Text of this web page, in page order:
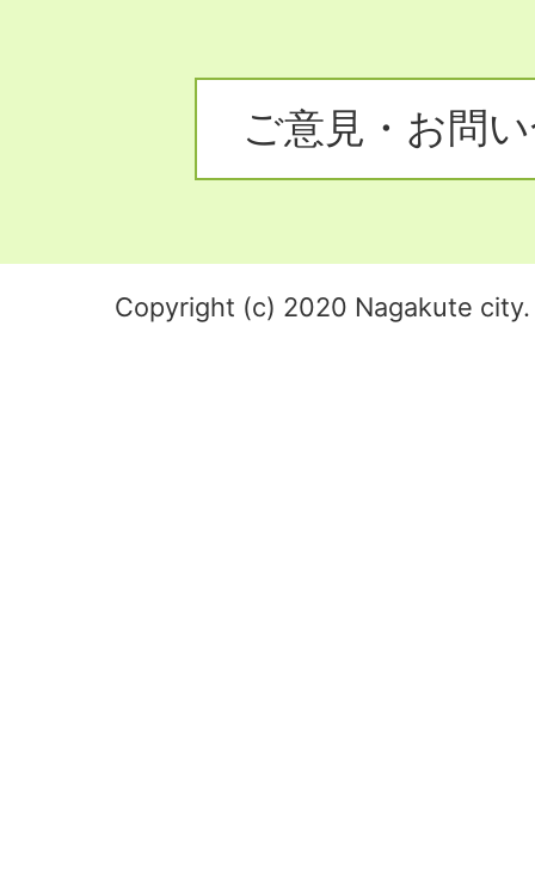
ご意見・お問
Copyright (c) 2020 Nagakute